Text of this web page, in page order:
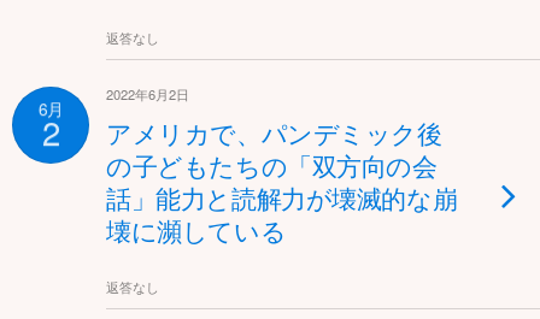
返答なし
6月
2
2022年6月2日
アメリカで、パンデミック後
の子どもたちの「双方向の会
話」能力と読解力が壊滅的な崩
壊に瀕している
返答なし